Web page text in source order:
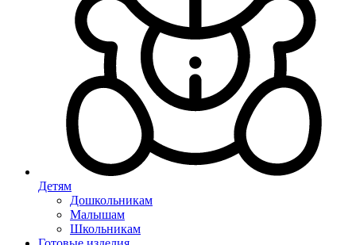
Детям
Дошкольникам
Малышам
Школьникам